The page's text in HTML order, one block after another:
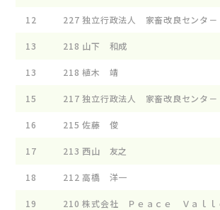
12 227 独立行政法人 家畜改良センタ－
13 218 山下 和成
13 218 植木 靖
15 217 独立行政法人 家畜改良センタ－
16 215 佐藤 俊
17 213 西山 友之
18 212 高橋 洋一
19 210 株式会社 Ｐｅａｃｅ Ｖａｌｌ